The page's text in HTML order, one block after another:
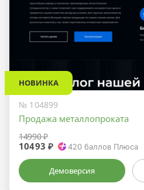
НОВИНКА
№ 104899
Продажа металлопроката
14990 ₽
10493 ₽ 420 баллов Плюса
Демоверсия